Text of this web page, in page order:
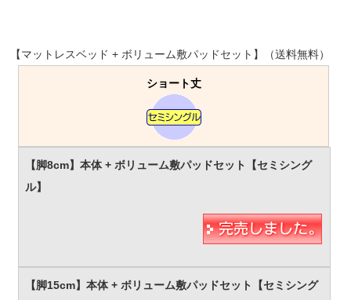
【マットレスベッド + ボリューム敷パッドセット】（送料無料）
ショート丈